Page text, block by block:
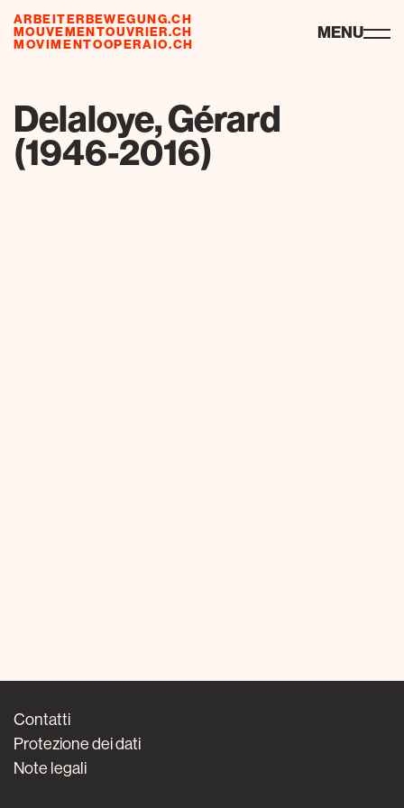
ARBEITERBEWEGUNG.CH
MOUVEMENTOUVRIER.CH
MOVIMENTOOPERAIO.CH
risorse MENU
Delaloye, Gérard
(1946-2016)
Contatti
Protezione dei dati
Note legali